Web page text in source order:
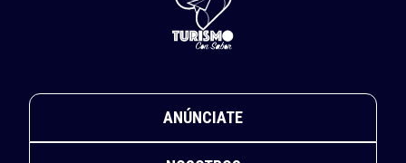
ANÚNCIATE